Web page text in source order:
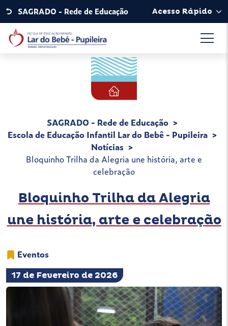
SAGRADO - Rede de Educação Acesso Rápido
SAGRADO - Rede de Educação
Escola de Educação Infantil Lar do Bebê - Pupileira
Notícias
Bloquinho Trilha da Alegria une história, arte e
celebração
Bloquinho Trilha da Alegria
une história, arte e celebração
Eventos
17 de Fevereiro de 2026